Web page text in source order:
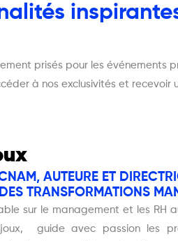
prisés pour les événements
à nos exclusivités et recevoir
AUTEURE ET
DES TRANSFORMATIONS
sur le management et les RH
guide avec passion les